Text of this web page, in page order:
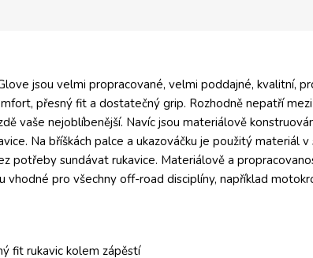
jsou velmi propracované, velmi poddajné, kvalitní,
přesný fit a dostatečný grip. Rozhodně nepatří
vaše nejoblíbenější. Navíc jsou materiálově
Na bříškách palce a ukazováčku je použitý materiál v
potřeby sundávat rukavice. Materiálově a
vhodné pro všechny off-road disciplíny, například
fit rukavic kolem zápěstí